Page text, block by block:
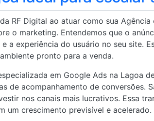
RF Digital ao atuar como sua
o marketing. Entendemos que o
a experiência do usuário no seu site.
pronto para a venda.
em Google Ads na Lagoa
de acompanhamento de conversões.
nos canais mais lucrativos. Essa
um crescimento previsível e acelerado.